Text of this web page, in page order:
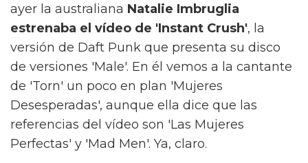
ayer la australiana Natalie Imbruglia
estrenaba el vídeo de 'Instant Crush', la
versión de Daft Punk que presenta su disco
de versiones 'Male'. En él vemos a la cantante
de 'Torn' un poco en plan 'Mujeres
Desesperadas', aunque ella dice que las
referencias del vídeo son 'Las Mujeres
Perfectas' y 'Mad Men'. Ya, claro.